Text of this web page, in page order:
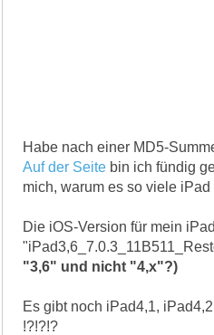
Habe nach einer MD5-
Auf der Seite bin ich fündig
mich, warum es so viele
Die iOS-Version für mein
"3,6" und nicht "4,x"?)
Es gibt noch iPad4,1,
!?!?!?